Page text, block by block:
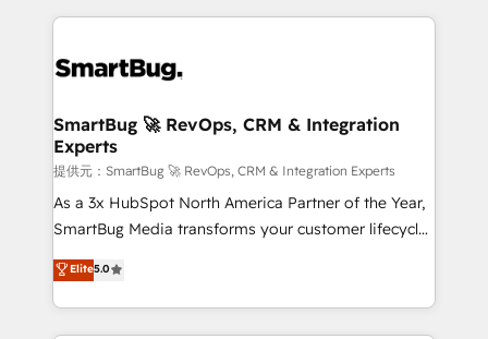
tune-ups, feature rollouts, adoption coaching. Buying
HubSpot, switching to it, or reviving a stale portal?
We are built for the work.
トを組み込んだ顧客フロント業務（マーケティング・営
ィブ・エージェンシーです。事業部・グループ会社・部
を、CRMを軸とした全社共通基盤に再構築します。意
思決定者・PMO・現場担当者に並走します。 1️⃣
HubSpot導入・活用支援 顧客データの一元化から、
GTMの見える化・自動化まで。全Hub統合運用、デー
タ品質設計、グループ横断のCRM統合に対応します。
の一部をAIが自律実行する組織への移行を設計・実装。
Breeze・Claude等をHubSpotと連携させ、役割定義・
SmartBug 🚀 RevOps, CRM & Integration
Experts
提供元：SmartBug 🚀 RevOps, CRM & Integration Experts
As a 3x HubSpot North America Partner of the Year,
SmartBug Media transforms your customer lifecycle
into a revenue engine. Our unified ecosystem
includes specialized divisions Globalia (AI &
Software) and Point Success Media (Paid Media),
making this the official home for all three brands. 🔄
Elite5.0